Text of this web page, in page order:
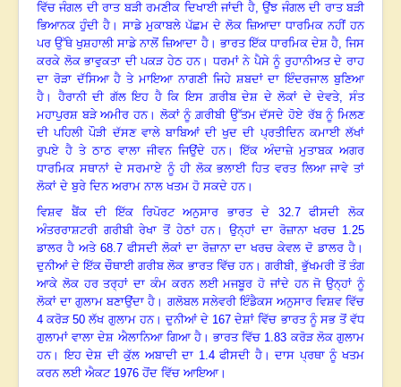
ਵਿੱਚ ਜੰਗਲ ਦੀ ਰਾਤ ਬੜੀ ਰਮਣੀਕ ਦਿਖਾਈ ਜਾਂਦੀ ਹੈ,ਉਂਝ ਜੰਗਲ ਦੀ ਰਾਤ ਬੜੀ
ਭਿਆਨਕ ਹੁੰਦੀ ਹੈ । ਸਾਡੇ ਮੁਕਾਬਲੇ ਪੱਛਮ ਦੇ ਲੋਕ ਜ਼ਿਆਦਾ ਧਾਰਮਿਕ ਨਹੀਂ ਹਨ
ਪਰ ਉੱਥੇ ਖੁਸ਼ਹਾਲੀ ਸਾਡੇ ਨਾਲੋਂ ਜ਼ਿਆਦਾ ਹੈ। ਭਾਰਤ ਇੱਕ ਧਾਰਮਿਕ ਦੇਸ਼ ਹੈ, ਜਿਸ
ਕਰਕੇ ਲੋਕ ਭਾਵੁਕਤਾ ਦੀ ਪਕੜ ਹੇਠ ਹਨ। ਧਰਮਾਂ ਨੇ ਪੈਸੇ ਨੂੰ ਰੁਹਾਨੀਅਤ ਦੇ ਰਾਹ
ਦਾ ਰੋੜਾ ਦੱਸਿਆ ਹੈ ਤੇ ਮਾਇਆ ਨਾਗਣੀ ਜਿਹੇ ਸ਼ਬਦਾਂ ਦਾ ਇੰਦਰਜਾਲ ਬੁਣਿਆ
ਹੈ । ਹੈਰਾਨੀ ਦੀ ਗੱਲ ਇਹ ਹੈ ਕਿ ਇਸ ਗ਼ਰੀਬ ਦੇਸ਼ ਦੇ ਲੋਕਾਂ ਦੇ ਦੇਵਤੇ,ਸੰਤ
ਮਹਾਪੁਰਸ਼ ਬੜੇ ਅਮੀਰ ਹਨ। ਲੋਕਾਂ ਨੂੰ ਗ਼ਰੀਬੀ ਉੱਤਮ ਦੱਸਦੇ ਹੋਏ ਰੱਬ ਨੂੰ ਮਿਲਣ
ਦੀ ਪਹਿਲੀ ਪੌੜੀ ਦੱਸਣ ਵਾਲੇ ਬਾਬਿਆਂ ਦੀ ਖੁਦ ਦੀ ਪ੍ਰਤੀਦਿਨ ਕਮਾਈ ਲੱਖਾਂ
ਰੁਪਏ ਹੈ ਤੇ ਠਾਠ ਵਾਲਾ ਜੀਵਨ ਜਿਉਂਦੇ ਹਨ।ਇੱਕ ਅੰਦਾਜ਼ੇ ਮੁਤਾਬਕ ਅਗਰ
ਧਾਰਮਿਕ ਸਥਾਨਾਂ ਦੇ ਸਰਮਾਏ ਨੂੰ ਹੀ ਲੋਕ ਭਲਾਈ ਹਿਤ ਵਰਤ ਲਿਆ ਜਾਵੇ ਤਾਂ
ਲੋਕਾਂ ਦੇ ਬੁਰੇ ਦਿਨ ਅਰਾਮ ਨਾਲ ਖਤਮ ਹੋ ਸਕਦੇ ਹਨ।
ਵਿਸ਼ਵ ਬੈਂਕ ਦੀ ਇੱਕ ਰਿਪੋਰਟ ਅਨੁਸਾਰ ਭਾਰਤ ਦੇ 32.7ਫੀਸਦੀ ਲੋਕ
ਅੰਤਰਰਾਸ਼ਟਰੀ ਗਰੀਬੀ ਰੇਖਾ ਤੋਂ ਹੇਠਾਂ ਹਨ। ਉਨ੍ਹਾਂ ਦਾ ਰੋਜ਼ਾਨਾ ਖਰਚ 1.25
ਡਾਲਰ ਹੈ ਅਤੇ 68.7ਫੀਸਦੀ ਲੋਕਾਂ ਦਾ ਰੋਜ਼ਾਨਾ ਦਾ ਖਰਚ ਕੇਵਲ ਦੋ ਡਾਲਰ ਹੈ ।
ਦੁਨੀਆਂ ਦੇ ਇੱਕ ਚੌਥਾਈ ਗਰੀਬ ਲੋਕ ਭਾਰਤ ਵਿੱਚ ਹਨ। ਗਰੀਬੀ, ਭੁੱਖਮਰੀ ਤੋਂ ਤੰਗ
ਆਕੇ ਲੋਕ ਹਰ ਤਰ੍ਹਾਂ ਦਾ ਕੰਮ ਕਰਨ ਲਈ ਮਜਬੂਰ ਹੋ ਜਾਂਦੇ ਹਨ ਜੋ ਉਨ੍ਹਾਂ ਨੂੰ
ਲੋਕਾਂ ਦਾ ਗੁਲਾਮ ਬਣਾਉਂਦਾ ਹੈ । ਗਲੋਬਲ ਸਲੇਵਰੀ ਇੰਡੈਕਸ ਅਨੁਸਾਰ ਵਿਸ਼ਵ ਵਿੱਚ
4 ਕਰੋੜ50 ਲੱਖ ਗੁਲਾਮ ਹਨ। ਦੁਨੀਆਂ ਦੇ 167 ਦੇਸ਼ਾਂ ਵਿੱਚ ਭਾਰਤ ਨੂੰ ਸਭ ਤੋਂ ਵੱਧ
ਗੁਲਾਮਾਂ ਵਾਲਾ ਦੇਸ਼ ਐਲਾਨਿਆ ਗਿਆ ਹੈ। ਭਾਰਤ ਵਿੱਚ 1.83 ਕਰੋੜ ਲੋਕ ਗੁਲਾਮ
ਹਨ।ਇਹ ਦੇਸ਼ ਦੀ ਕੁੱਲ ਅਬਾਦੀ ਦਾ 1.4ਫੀਸਦੀ ਹੈ।ਦਾਸ ਪ੍ਰਥਾ ਨੂੰ ਖਤਮ
ਕਰਨ ਲਈ ਐਕਟ 1976 ਹੋਂਦ ਵਿੱਚ ਆਇਆ।